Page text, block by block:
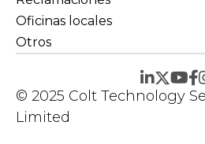
Oficinas locales
Otros
© 2025 Colt Technology
Limited